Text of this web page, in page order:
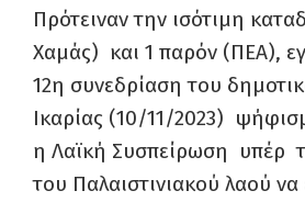
Πρότειναν την ισότιμη
Χαμάς) και 1 παρόν (ΠΕΑ),
12η συνεδρίαση του
Ικαρίας (10/11/2023)
η Λαϊκή Συσπείρωση υπέρ
του Παλαιστινιακού λαού να